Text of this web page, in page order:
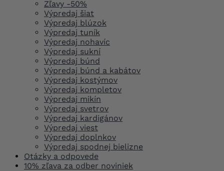
Zľavy -50%
Výpredaj šiat
Výpredaj blúzok
Výpredaj tuník
Výpredaj nohavíc
Výpredaj sukní
Výpredaj búnd
Výpredaj búnd a kabátov
Výpredaj kostýmov
Výpredaj kompletov
Výpredaj mikín
Výpredaj svetrov
Výpredaj kardigánov
Výpredaj viest
Výpredaj doplnkov
Výpredaj spodnej bielizne
Otázky a odpovede
10% zľava za odber noviniek